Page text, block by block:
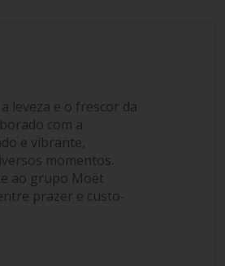
leveza e o frescor da
com a
e vibrante,
momentos.
ao grupo Moët
prazer e custo-